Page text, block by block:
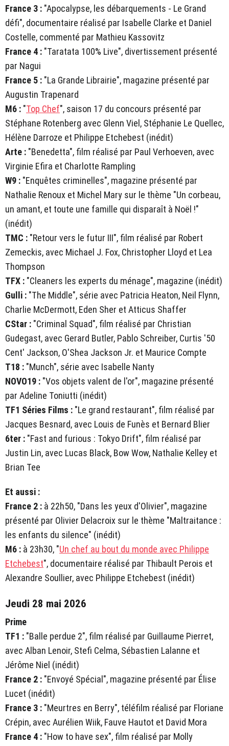
France 3 : "Apocalypse, les débarquements - Le Grand
défi", documentaire réalisé par Isabelle Clarke et Daniel
Costelle, commenté par Mathieu Kassovitz
France 4 : "Taratata 100% Live", divertissement présenté
par Nagui
France 5 : "La Grande Librairie", magazine présenté par
Augustin Trapenard
M6 : "Top Chef", saison 17 du concours présenté par
Stéphane Rotenberg avec Glenn Viel, Stéphanie Le Quellec,
Hélène Darroze et Philippe Etchebest (inédit)
Arte : "Benedetta", film réalisé par Paul Verhoeven, avec
Virginie Efira et Charlotte Rampling
W9 : "Enquêtes criminelles", magazine présenté par
Nathalie Renoux et Michel Mary sur le thème "Un corbeau,
un amant, et toute une famille qui disparaît à Noël !"
(inédit)
TMC : "Retour vers le futur III", film réalisé par Robert
Zemeckis, avec Michael J. Fox, Christopher Lloyd et Lea
Thompson
TFX : "Cleaners les experts du ménage", magazine (inédit)
Gulli : "The Middle", série avec Patricia Heaton, Neil Flynn,
Charlie McDermott, Eden Sher et Atticus Shaffer
CStar : "Criminal Squad", film réalisé par Christian
Gudegast, avec Gerard Butler, Pablo Schreiber, Curtis '50
Cent' Jackson, O'Shea Jackson Jr. et Maurice Compte
T18 : "Munch", série avec Isabelle Nanty
NOVO19 : "Vos objets valent de l'or", magazine présenté
par Adeline Toniutti (inédit)
TF1 Séries Films : "Le grand restaurant", film réalisé par
Jacques Besnard, avec Louis de Funès et Bernard Blier
6ter : "Fast and furious : Tokyo Drift", film réalisé par
Justin Lin, avec Lucas Black, Bow Wow, Nathalie Kelley et
Brian Tee
Et aussi :
France 2 : à 22h50, "Dans les yeux d'Olivier", magazine
présenté par Olivier Delacroix sur le thème "Maltraitance :
les enfants du silence" (inédit)
M6 : à 23h30, "Un chef au bout du monde avec Philippe
Etchebest", documentaire réalisé par Thibault Perois et
Alexandre Soullier, avec Philippe Etchebest (inédit)
Jeudi 28 mai 2026
Prime
TF1 : "Balle perdue 2", film réalisé par Guillaume Pierret,
avec Alban Lenoir, Stefi Celma, Sébastien Lalanne et
Jérôme Niel (inédit)
France 2 : "Envoyé Spécial", magazine présenté par Élise
Lucet (inédit)
France 3 : "Meurtres en Berry", téléfilm réalisé par Floriane
Crépin, avec Aurélien Wiik, Fauve Hautot et David Mora
France 4 : "How to have sex", film réalisé par Molly